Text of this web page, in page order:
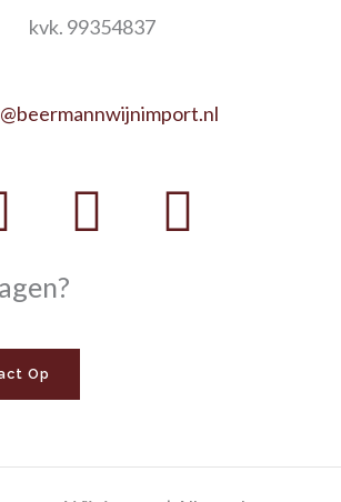
kvk. 99354837
Youtube
Op